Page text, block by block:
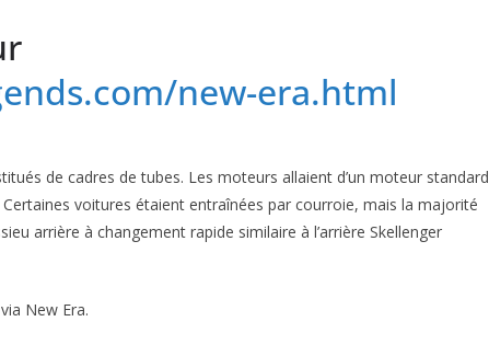
new-era.html
de cadres de tubes. Les moteurs allaient d’un moteur standard
voitures étaient entraînées par courroie, mais la majorité
arrière à changement rapide similaire à l’arrière Skellenger
New Era.